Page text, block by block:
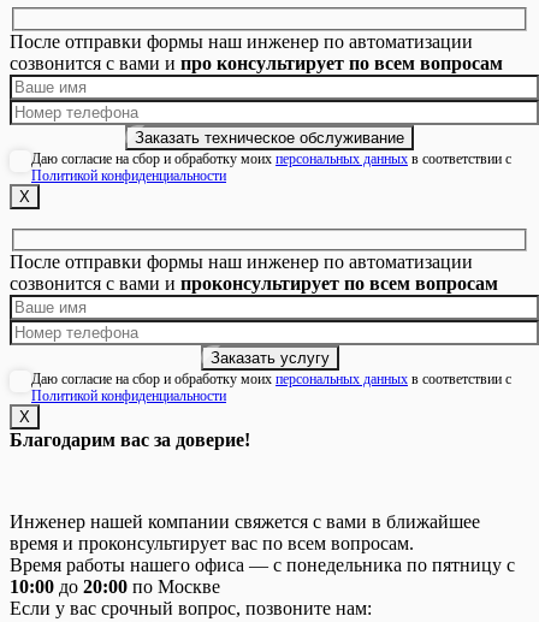
После отправки формы наш инженер по автоматизации
созвонится с вами и про консультирует по всем вопросам
Даю согласие на сбор и обработку моих персональных данных в соответствии с
Политикой конфиденциальности
Х
После отправки формы наш инженер по автоматизации
созвонится с вами и проконсультирует по всем вопросам
Даю согласие на сбор и обработку моих персональных данных в соответствии с
Политикой конфиденциальности
Х
Благодарим вас за доверие!
Инженер нашей компании свяжется с вами в ближайшее
время и проконсультирует вас по всем вопросам.
Время работы нашего офиса — с понедельника по пятницу с
10:00 до 20:00 по Москве
Если у вас срочный вопрос, позвоните нам: